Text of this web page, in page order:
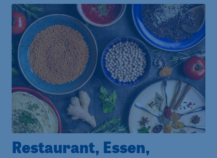
Restaurant, Essen,